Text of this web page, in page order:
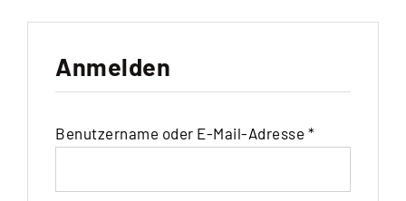
Anmelden
Benutzername oder E-Mail-Adresse *